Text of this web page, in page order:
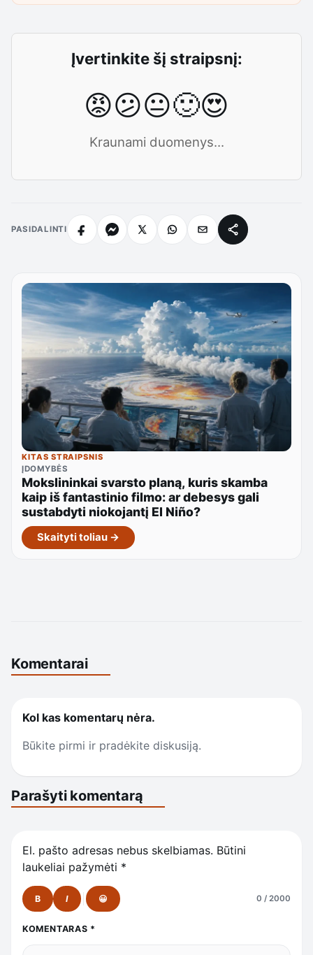
Įvertinkite šį straipsnį:
😡😕😐🙂😍
Kraunami duomenys...
PASIDALINTI
KITAS STRAIPSNIS
ĮDOMYBĖS
Mokslininkai svarsto planą, kuris skamba
kaip iš fantastinio filmo: ar debesys gali
sustabdyti niokojantį El Niño?
Skaityti toliau →
Komentarai
Kol kas komentarų nėra.
Būkite pirmi ir pradėkite diskusiją.
Parašyti komentarą
El. pašto adresas nebus skelbiamas. Būtini
laukeliai pažymėti *
B I 😀 0 / 2000
KOMENTARAS *